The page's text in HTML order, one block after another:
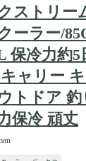
ストリー
ーラー/
保冷力約5
ャリー
トドア 釣
保冷 頑丈